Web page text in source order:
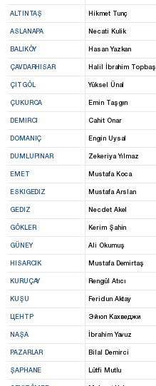
ALTINTAŞ Hikmet Tunç
ASLANAPA Necati Kulik
BALIKÖY Hasan Yazkan
ÇAVDARHISAR Halil İbrahim Topbaş
ÇITGÖL Yüksel Ünal
ÇUKURCA Emin Taşgın
DEMIRCI Cahit Onar
DOMANIÇ Engin Uysal
DUMLUPINAR Zekeriya Yılmaz
EMET Mustafa Koca
ESKIGEDIZ Mustafa Arslan
GEDIZ Necdet Akel
GÖKLER Kerim Şahin
GÜNEY Ali Okumuş
HISARCIK Mustafa Demirtaş
KURUÇAY Rengül Atıcı
KUŞU Feridun Aktay
ЦЕНТР Эйюп Кахведжи
NAŞA İbrahim Yavuz
PAZARLAR Bilal Demirci
ŞAPHANE Lütfi Mutlu